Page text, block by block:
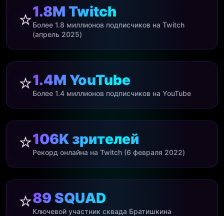
⭐1.8M Twitch
Более 1.8 миллионов подписчиков на Twitch
(апрель 2025)
⭐1.4M YouTube
Более 1.4 миллионов подписчиков на YouTube
⭐106K зрителей
Рекорд онлайна на Twitch (6 февраля 2022)
⭐89 SQUAD
Ключевой участник сквада Братишкина